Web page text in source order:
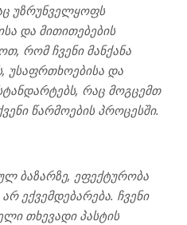
უზრუნველყოფს
და მითითებების
რომ ჩვენი მანქანა
უსაფრთხოებისა და
რაც მოგცემთ
წარმოების პროცესში.
ბაზარზე, ეფექტურობა
ექვემდებარება. ჩვენი
თხევადი პასტის